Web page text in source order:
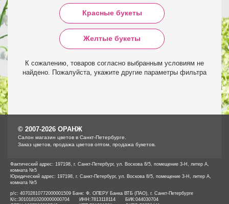
Красные букеты
Желтые букеты
К сожалению, товаров согласно выбранным условиям не
найдено. Пожалуйста, укажите другие параметры фильтра
© 2007-2026 ОРАНЖ
Cалон магазин цветов в Санкт-Петербурге.
Заказ цветов, продажа цветов оптом, продажа букетов.
Фактический адрес: 197198, г. Санкт-Петербург, ул. Воскова 8/5, помещение 3-Н, литер А,
комната №5
Юридический адрес: 197198, г. Санкт-Петербург, ул. Воскова 8/5, помещение 3-Н, литер А,
комната №5
р/с: 40702810772000001509 Банк: Ф. ОПЕРУ Банка ВТБ (ПАО), г. Санкт-Петербурге
К/с:30101810200000000704 ИНН:7813118114 БИК:044030704